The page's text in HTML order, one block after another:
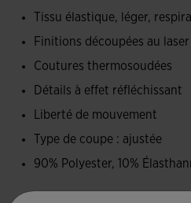
Tissu élastique, léger,
Finitions découpées au
Coutures thermosoudées
Détails à effet réfléchissant
Liberté de mouvement
Type de coupe : ajustée
90% Polyester, 10%